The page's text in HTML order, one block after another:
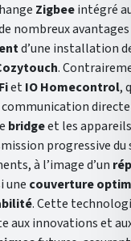
Zigbeeintégré
nombreux
d’une installation
.
etIO Homecontrol,
bridgeet les
progressive du
à l’image d’un
une couverture
. Cette
aux innovations et